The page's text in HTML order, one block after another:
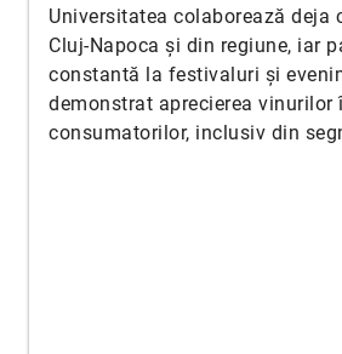
Universitatea colaborează deja
Cluj-Napoca și din regiune, iar
constantă la festivaluri și
demonstrat aprecierea vinurilor
consumatorilor, inclusiv din